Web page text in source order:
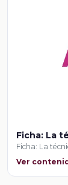
Ficha: La
Ficha: La
Ver